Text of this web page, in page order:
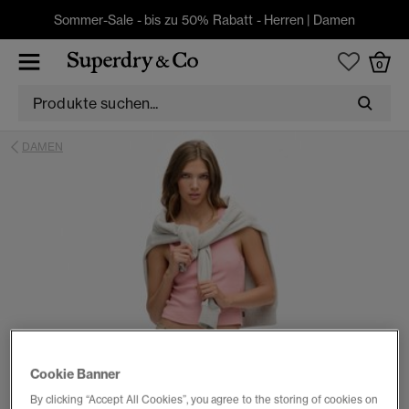
Sommer-Sale - bis zu 50% Rabatt - Herren | Damen
0
DAMEN
Cookie Banner
By clicking “Accept All Cookies”, you agree to the storing of cookies on